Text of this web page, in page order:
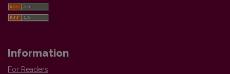
Information
For Readers